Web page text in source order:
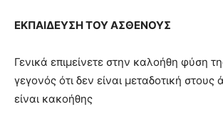
ΕΚΠΑΙΔΕΥΣΗ ΤΟΥ ΑΣΘΕΝΟΥΣ
Γενικά επιμείνετε στην καλοήθη φύση
γεγονός ότι δεν είναι μεταδοτική στους
είναι κακοήθης